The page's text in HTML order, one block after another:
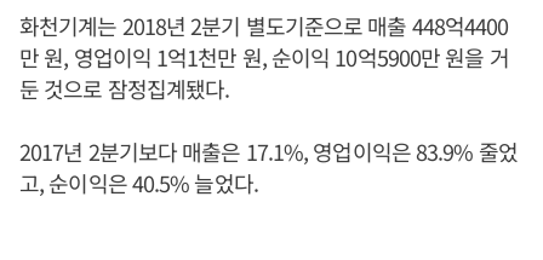
화천기계는 2018년 2분기 별도기준으로 매출 448억4400
만 원, 영업이익 1억1천만 원, 순이익 10억5900만 원을 거
둔 것으로 잠정집계됐다.
2017년 2분기보다 매출은 17.1%, 영업이익은 83.9% 줄었
고, 순이익은 40.5% 늘었다.